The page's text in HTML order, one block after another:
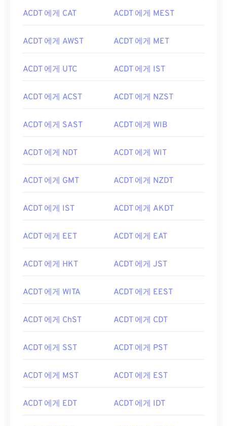
ACDT 에게 CAT ACDT 에게 MEST
ACDT 에게 AWST ACDT 에게 MET
ACDT 에게 UTC ACDT 에게 IST
ACDT 에게 ACST ACDT 에게 NZST
ACDT 에게 SAST ACDT 에게 WIB
ACDT 에게 NDT ACDT 에게 WIT
ACDT 에게 GMT ACDT 에게 NZDT
ACDT 에게 IST ACDT 에게 AKDT
ACDT 에게 EET ACDT 에게 EAT
ACDT 에게 HKT ACDT 에게 JST
ACDT 에게 WITA ACDT 에게 EEST
ACDT 에게 ChST ACDT 에게 CDT
ACDT 에게 SST ACDT 에게 PST
ACDT 에게 MST ACDT 에게 EST
ACDT 에게 EDT ACDT 에게 IDT